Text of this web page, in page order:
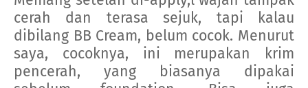
cerah dan terasa sejuk, tapi kalau
dibilang BB Cream, belum cocok. Menurut
saya, cocoknya, ini merupakan krim
pencerah, yang biasanya dipakai